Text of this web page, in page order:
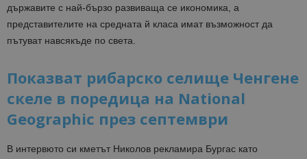
държавите с най-бързо развиваща се икономика, а
представителите на средната й класа имат възможност да
пътуват навсякъде по света.
Показват рибарско селище Ченгене
скеле в поредица на National
Geographic през септември
В интервюто си кметът Николов рекламира Бургас като